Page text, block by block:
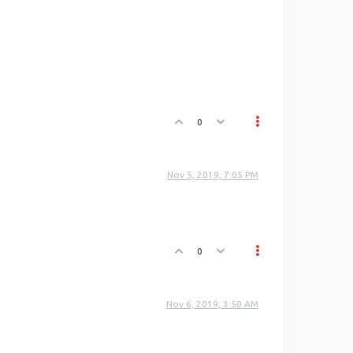
0
Nov 5, 2019, 7:05 PM
0
Nov 6, 2019, 3:50 AM